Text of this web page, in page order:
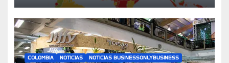
COLOMBIA NOTICIAS NOTICIAS BUSINESSONLYBUSINESS